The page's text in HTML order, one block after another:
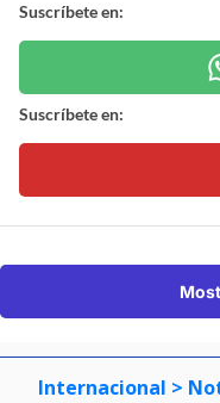
Suscríbete en:
Suscríbete en:
Internacional >